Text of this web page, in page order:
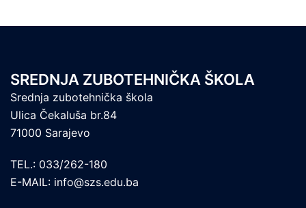
SREDNJA ZUBOTEHNIČKA ŠKOLA
Srednja zubotehnička škola
Ulica Čekaluša br.84
71000 Sarajevo
TEL.: 033/262-180
E-MAIL: info@szs.edu.ba